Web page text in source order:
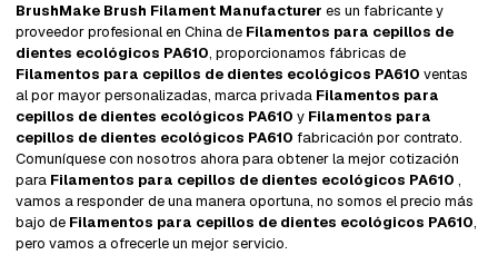
BrushMake Brush Filament Manufacturer es un fabricante y
proveedor profesional en China de Filamentos para cepillos de
dientes ecológicos PA610, proporcionamos fábricas de
Filamentos para cepillos de dientes ecológicos PA610 ventas
al por mayor personalizadas, marca privada Filamentos para
cepillos de dientes ecológicos PA610 y Filamentos para
cepillos de dientes ecológicos PA610 fabricación por contrato.
Comuníquese con nosotros ahora para obtener la mejor cotización
para Filamentos para cepillos de dientes ecológicos PA610 ,
vamos a responder de una manera oportuna, no somos el precio más
bajo de Filamentos para cepillos de dientes ecológicos PA610,
pero vamos a ofrecerle un mejor servicio.